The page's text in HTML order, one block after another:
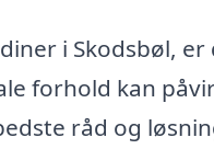
i Skodsbøl,
forhold kan
råd og